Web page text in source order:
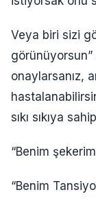
Veya biri sizi
onaylarsanız,
sıkı sıkıya
“Benim
“Benim